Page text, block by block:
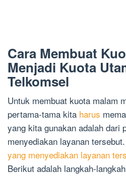
Cara Membuat
Menjadi Kuota
Telkomsel
Untuk membuat kuota malam
pertama-tama kita harus
yang kita gunakan adalah dari
menyediakan layanan tersebut.
yang menyediakan layanan
Berikut adalah langkah-